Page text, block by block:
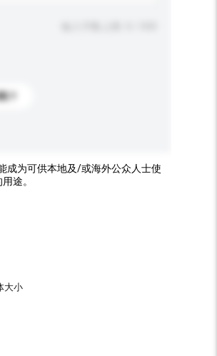
？
成为可供本地及/或海外公众人士使
途。
大小